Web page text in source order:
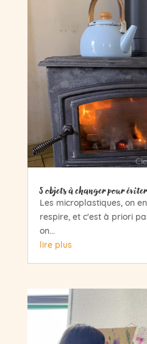
5 objets à changer pour
Les microplastiques, on
respire, et c'est à priori
on...
lire plus